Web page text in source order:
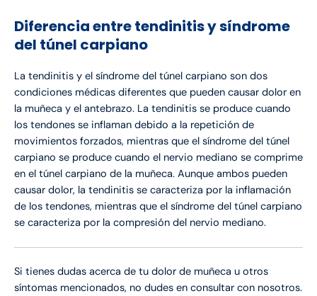
Diferencia entre tendinitis y síndrome
del túnel carpiano
La tendinitis y el síndrome del túnel carpiano son dos
condiciones médicas diferentes que pueden causar dolor en
la muñeca y el antebrazo. La tendinitis se produce cuando
los tendones se inflaman debido a la repetición de
movimientos forzados, mientras que el síndrome del túnel
carpiano se produce cuando el nervio mediano se comprime
en el túnel carpiano de la muñeca. Aunque ambos pueden
causar dolor, la tendinitis se caracteriza por la inflamación
de los tendones, mientras que el síndrome del túnel carpiano
se caracteriza por la compresión del nervio mediano.
Si tienes dudas acerca de tu dolor de muñeca u otros
síntomas mencionados, no dudes en consultar con nosotros.